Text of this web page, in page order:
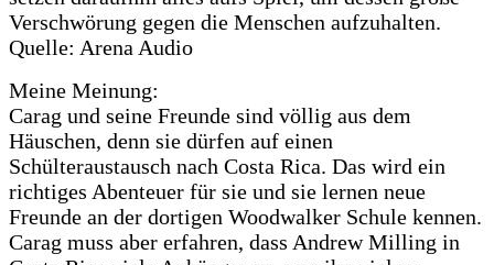
Verschwörung gegen die Menschen aufzuhalten.
Quelle: Arena Audio
Meine Meinung:
Carag und seine Freunde sind völlig aus dem
Häuschen, denn sie dürfen auf einen
Schülteraustausch nach Costa Rica. Das wird ein
richtiges Abenteuer für sie und sie lernen neue
Freunde an der dortigen Woodwalker Schule kennen.
Carag muss aber erfahren, dass Andrew Milling in